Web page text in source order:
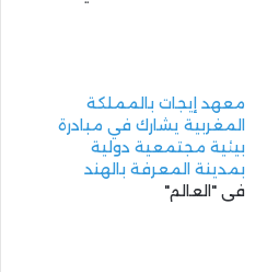
معهد إيجات بالمملكة
المغربية يشارك في مبادرة
بيئية مجتمعية دولية
بمدينة المعرفة بالهند
في "العالم"